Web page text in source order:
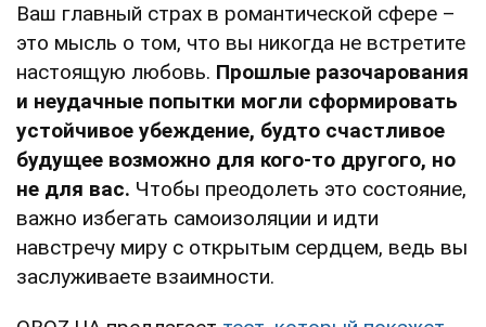
Ваш главный страх в романтической сфере –
это мысль о том, что вы никогда не встретите
настоящую любовь. Прошлые разочарования
и неудачные попытки могли сформировать
устойчивое убеждение, будто счастливое
будущее возможно для кого-то другого, но
не для вас. Чтобы преодолеть это состояние,
важно избегать самоизоляции и идти
навстречу миру с открытым сердцем, ведь вы
заслуживаете взаимности.